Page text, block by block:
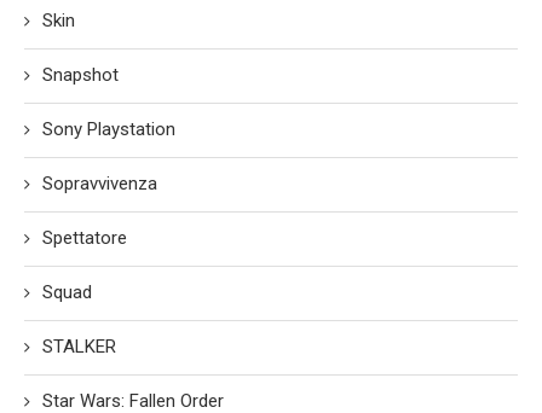
Skin
Snapshot
Sony Playstation
Sopravvivenza
Spettatore
Squad
STALKER
Star Wars: Fallen Order